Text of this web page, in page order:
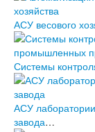
АСУ весового
Системы
АСУ
завода…